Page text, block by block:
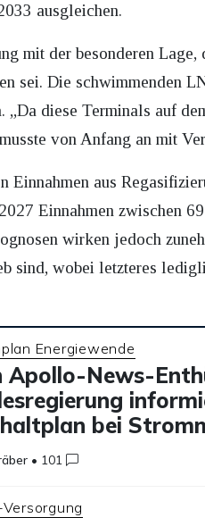
ausgleichen.
mit der besonderen
sei. Die schwimmenden
diese Terminals auf
von Anfang an mit
Einnahmen aus
Einnahmen zwischen
wirken jedoch
sind, wobei letzteres
Energiewende
Apollo-News-
bei
• 101